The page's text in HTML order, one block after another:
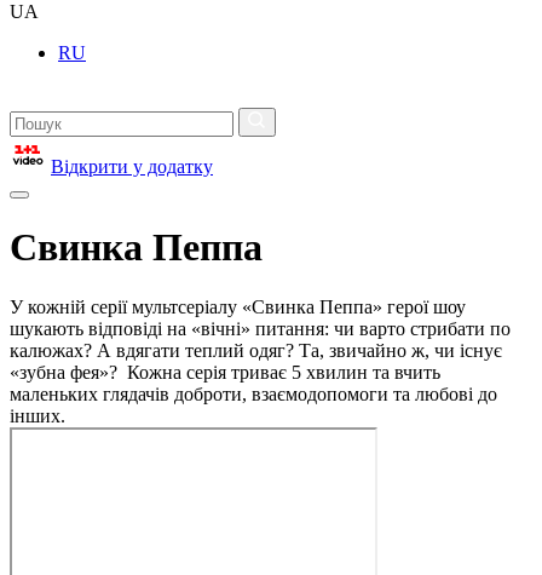
UA
RU
Відкрити у додатку
Свинка Пеппа
У кожній серії мультсеріалу «Свинка Пеппа» герої шоу
шукають відповіді на «вічні» питання: чи варто стрибати по
калюжах? А вдягати теплий одяг? Та, звичайно ж, чи існує
«зубна фея»? Кожна серія триває 5 хвилин та вчить
маленьких глядачів доброти, взаємодопомоги та любові до
інших.